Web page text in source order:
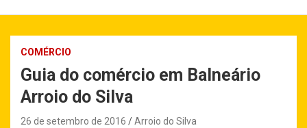
COMÉRCIO
Guia do comércio em Balneário
Arroio do Silva
26 de setembro de 2016 Arroio do Silva